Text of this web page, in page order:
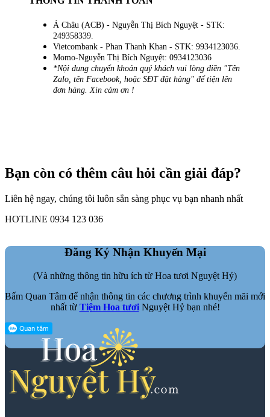
Á Châu (ACB) - Nguyễn Thị Bích Nguyệt - STK:
249358339.
Vietcombank - Phan Thanh Khan - STK: 9934123036.
Momo-Nguyễn Thị Bích Nguyệt: 0934123036
*Nội dung chuyển khoản quý khách vui lòng điền "Tên
Zalo, tên Facebook, hoặc SĐT đặt hàng" để tiện lên
đơn hàng. Xin cảm ơn !
Bạn còn có thêm câu hỏi cần giải đáp?
Liên hệ ngay, chúng tôi luôn sẳn sàng phục vụ bạn nhanh nhất
HOTLINE 0934 123 036
Đăng Ký Nhận Khuyến Mại
(Và những thông tin hữu ích từ Hoa tươi Nguyệt Hỷ)
Bấm Quan Tâm để nhận thông tin các chương trình khuyến mãi mới
nhất từ Tiệm Hoa tươiNguyệt Hỷ bạn nhé!